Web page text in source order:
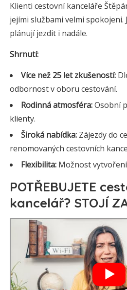
Klienti cestovní kanceláře
jejími službami velmi spokojeni.
plánují jezdit i nadále.
Shrnutí:
Více než 25 let zkušeností:
odbornost v oboru cestování.
Rodinná atmosféra:Osobní
klienty.
Široká nabídka: Zájezdy do
renomovaných cestovních
Flexibilita: Možnost
POTŘEBUJETE
kancelář? STOJÍ